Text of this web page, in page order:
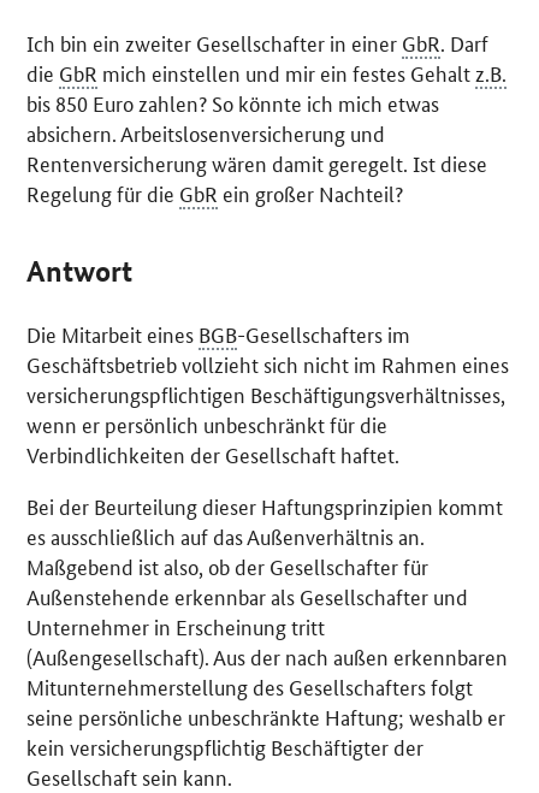
Ich bin ein zweiter Gesellschafter in einer GbR. Darf
die GbR mich einstellen und mir ein festes Gehalt z.B.
bis 850 Euro zahlen? So könnte ich mich etwas
absichern. Arbeitslosenversicherung und
Rentenversicherung wären damit geregelt. Ist diese
Regelung für die GbR ein großer Nachteil?
Antwort
Die Mitarbeit eines BGB-Gesellschafters im
Geschäftsbetrieb vollzieht sich nicht im Rahmen eines
versicherungspflichtigen Beschäftigungsverhältnisses,
wenn er persönlich unbeschränkt für die
Verbindlichkeiten der Gesellschaft haftet.
Bei der Beurteilung dieser Haftungsprinzipien kommt
es ausschließlich auf das Außenverhältnis an.
Maßgebend ist also, ob der Gesellschafter für
Außenstehende erkennbar als Gesellschafter und
Unternehmer in Erscheinung tritt
(Außengesellschaft). Aus der nach außen erkennbaren
Mitunternehmerstellung des Gesellschafters folgt
seine persönliche unbeschränkte Haftung; weshalb er
kein versicherungspflichtig Beschäftigter der
Gesellschaft sein kann.